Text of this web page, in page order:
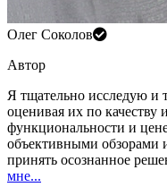
Олег Соколов
Автор
Я тщательно исследую и
оценивая их по качеству
функциональности и
объективными обзорами
принять осознанное
мне...